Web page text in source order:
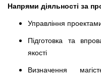
Напрями діяльності за
Управління
Підготовка та
якості
Визначення